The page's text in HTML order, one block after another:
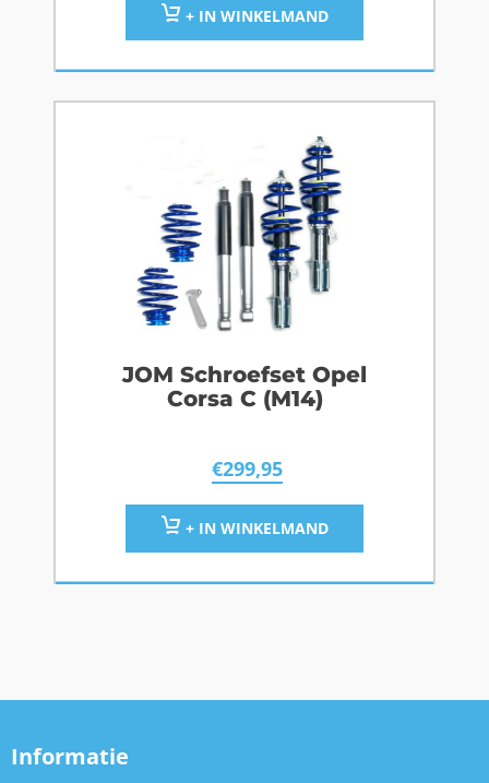
+ IN WINKELMAND
JOM Schroefset Opel
Corsa C (M14)
€299,95
+ IN WINKELMAND
Informatie